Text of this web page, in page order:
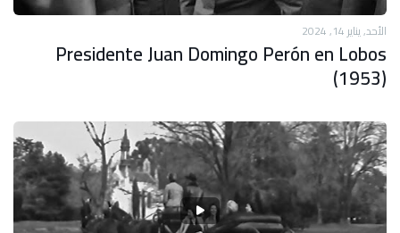
الأحد, يناير 14, 2024
Presidente Juan Domingo Perón en Lobos
(1953)